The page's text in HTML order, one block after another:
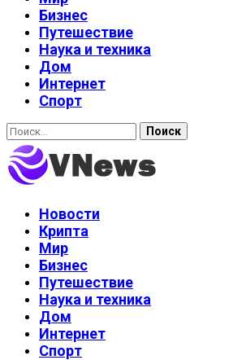
Бизнес
Путешествие
Наука и техника
Дом
Интернет
Спорт
Найти:
Новости
Крипта
Мир
Бизнес
Путешествие
Наука и техника
Дом
Интернет
Спорт